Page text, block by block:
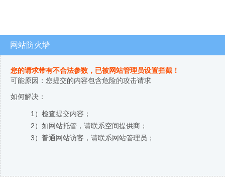
网站防火墙
您的请求带有不合法参数，已被网站管理员设置拦截！
可能原因：您提交的内容包含危险的攻击请求
如何解决：
1）检查提交内容；
2）如网站托管，请联系空间提供商；
3）普通网站访客，请联系网站管理员；